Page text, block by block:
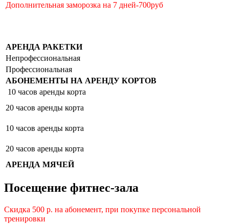
Дополнительная заморозка на 7 дней-700руб
АРЕНДА РАКЕТКИ
Непрофессиональная
Профессиональная
АБОНЕМЕНТЫ НА АРЕНДУ КОРТОВ
10 часов аренды корта
20 часов аренды корта
10 часов аренды корта
20 часов аренды корта
АРЕНДА МЯЧЕЙ
Посещение фитнес-зала
Скидка 500 р. на абонемент, при покупке персональной
тренировки